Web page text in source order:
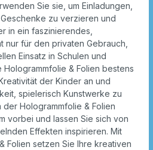
Sie sie, um Einladungen,
zu verzieren und
in ein faszinierendes,
nur für den privaten Gebrauch,
Einsatz in Schulen und
& Folien bestens
der Kinder an und
spielerisch Kunstwerke zu
Hologrammfolie & Folien
vorbei und lassen Sie sich von
Effekten inspirieren. Mit
Folien setzen Sie Ihre kreativen